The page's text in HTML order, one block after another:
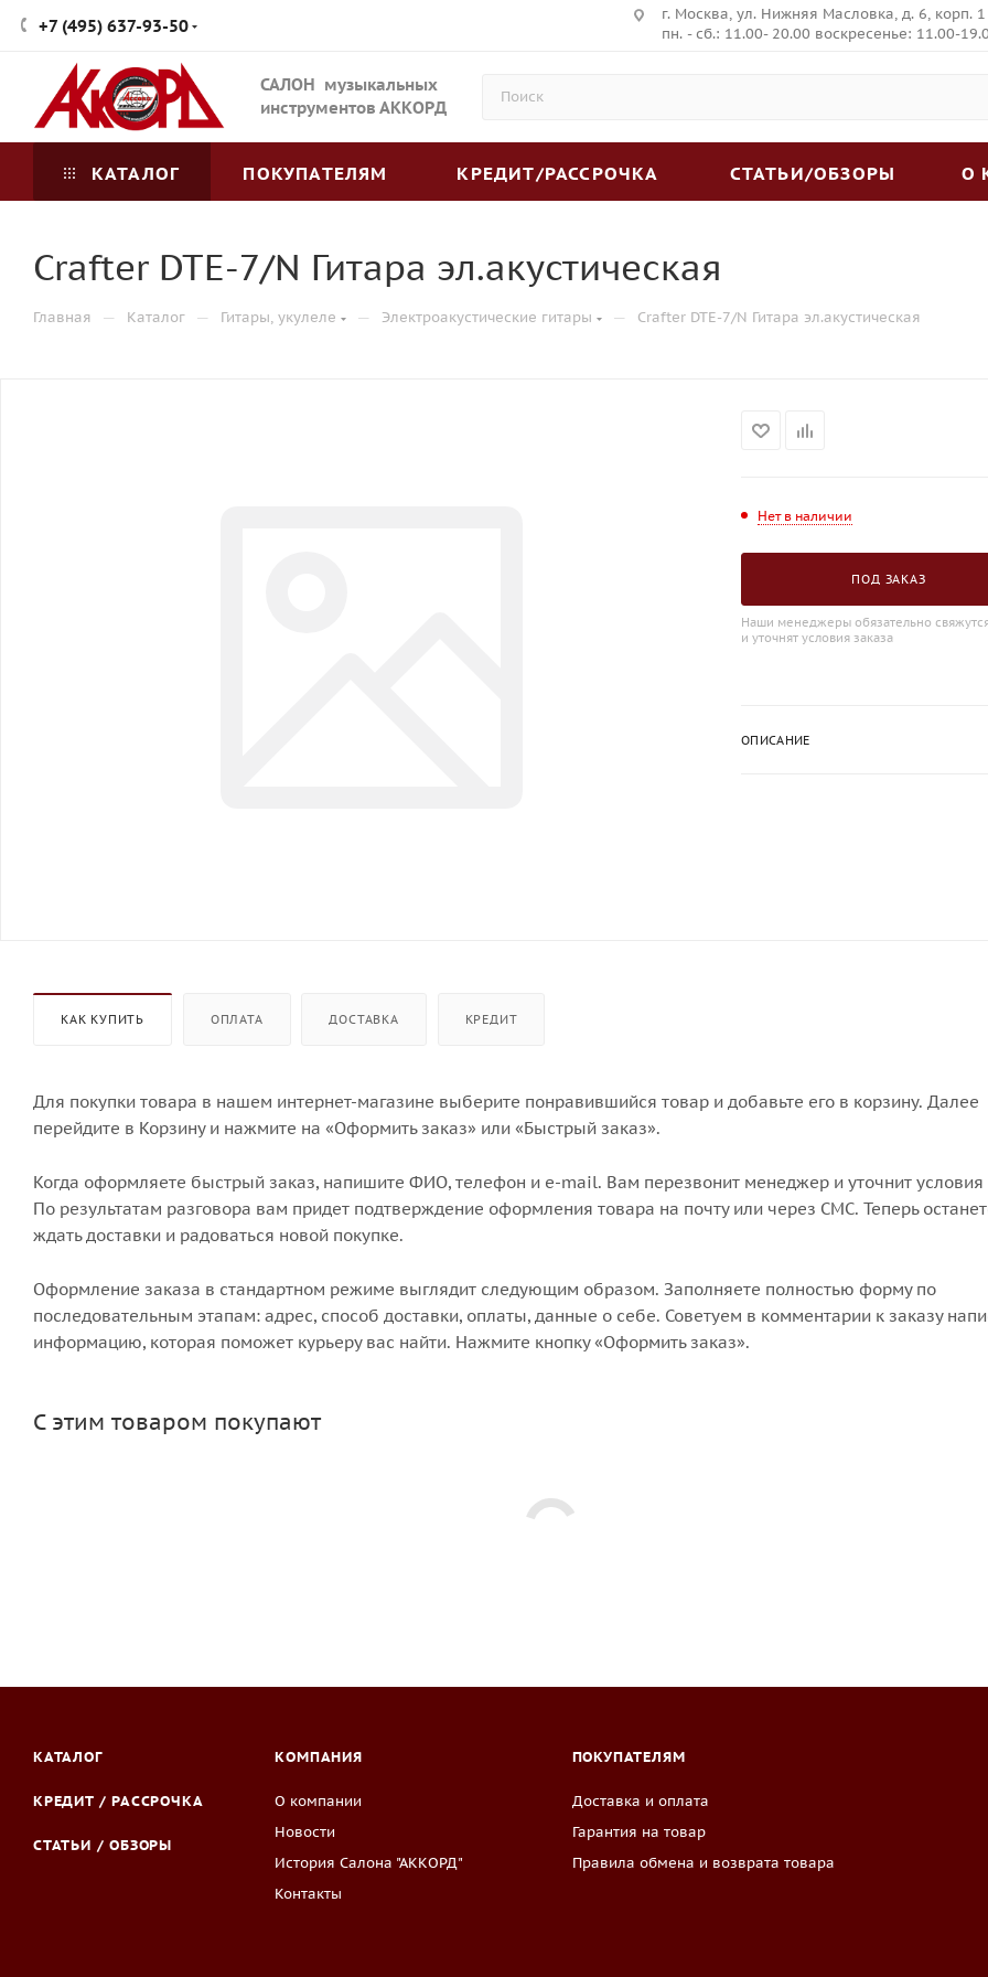
+7 (495) 637-93-50
г. Москва, ул. Нижняя Масловка, д. 6, корп. 1
пн. - сб.: 11.00- 20.00 воскресенье: 11.00-
САЛОН музыкальных
инструментов АККОРД
КАТАЛОГ ПОКУПАТЕЛЯМ КРЕДИТ/РАССРОЧКА СТАТЬИ/ОБЗОРЫ О
Crafter DTE-7/N Гитара эл.акустическая
Главная — Каталог — Гитары, укулеле — Электроакустические гитары — Crafter DTE-7/N Гитара эл.акустическая
Нет в наличии
ПОД ЗАКАЗ
Наши менеджеры обязательно
и уточнят условия заказа
ОПИСАНИЕ
КАК КУПИТЬ ОПЛАТА ДОСТАВКА КРЕДИТ
Для покупки товара в нашем интернет-магазине выберите понравившийся товар и добавьте его в корзину. Далее
перейдите в Корзину и нажмите на «Оформить заказ» или «Быстрый заказ».
Когда оформляете быстрый заказ, напишите ФИО, телефон и e-mail. Вам перезвонит менеджер и уточнит условия
По результатам разговора вам придет подтверждение оформления товара на почту или через СМС. Теперь
ждать доставки и радоваться новой покупке.
Оформление заказа в стандартном режиме выглядит следующим образом. Заполняете полностью форму по
последовательным этапам: адрес, способ доставки, оплаты, данные о себе. Советуем в комментарии к заказу
информацию, которая поможет курьеру вас найти. Нажмите кнопку «Оформить заказ».
С этим товаром покупают
КАТАЛОГ
КРЕДИТ / РАССРОЧКА
СТАТЬИ / ОБЗОРЫ
КОМПАНИЯ
О компании
Новости
История Салона "АККОРД"
Контакты
ПОКУПАТЕЛЯМ
Доставка и оплата
Гарантия на товар
Правила обмена и возврата товара